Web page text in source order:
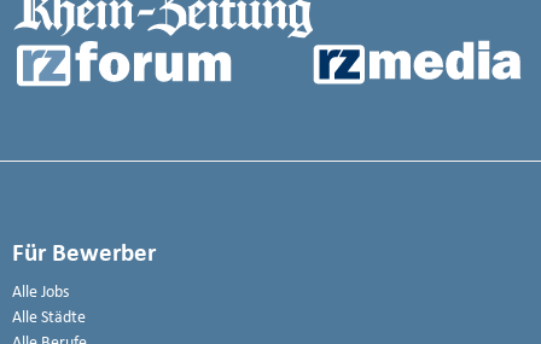
Für Bewerber
Alle Jobs
Alle Städte